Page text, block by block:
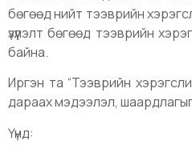
бөгөөд нийт тээврийн
үзүүлэлт бөгөөд тээврийн
байна.
Иргэн та “Тээврийн
дараах мэдээлэл,
Үүнд: